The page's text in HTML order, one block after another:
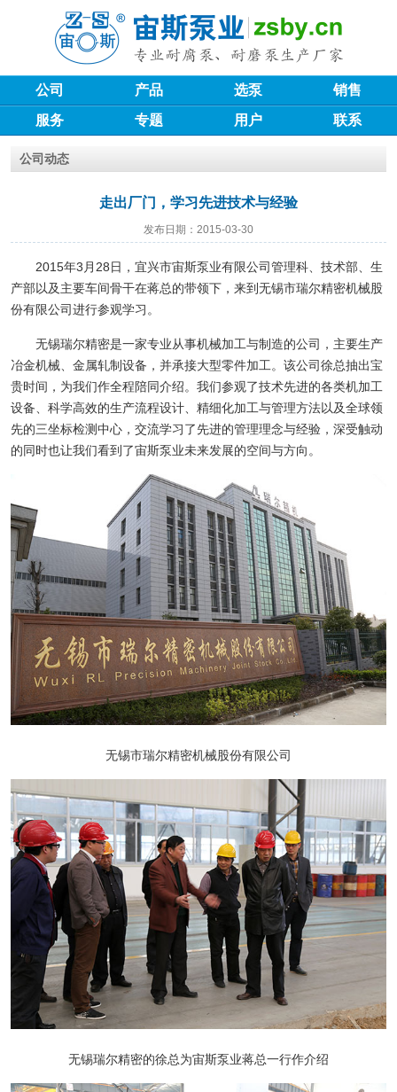
公司 产品 选泵
销售
服务
专题 用户 联系
公司动态
走出厂门，学习先进技术与经验
发布日期：2015-03-30
2015年3月28日，宜兴市宙斯泵业有限公司管理科、技术部、生
产部以及主要车间骨干在蒋总的带领下，来到无锡市瑞尔精密机械股
份有限公司进行参观学习。
无锡瑞尔精密是一家专业从事机械加工与制造的公司，主要生产
冶金机械、金属轧制设备，并承接大型零件加工。该公司徐总抽出宝
贵时间，为我们作全程陪同介绍。我们参观了技术先进的各类机加工
设备、科学高效的生产流程设计、精细化加工与管理方法以及全球领
先的三坐标检测中心，交流学习了先进的管理理念与经验，深受触动
的同时也让我们看到了宙斯泵业未来发展的空间与方向。
无锡市瑞尔精密机械股份有限公司
无锡瑞尔精密的徐总为宙斯泵业蒋总一行作介绍